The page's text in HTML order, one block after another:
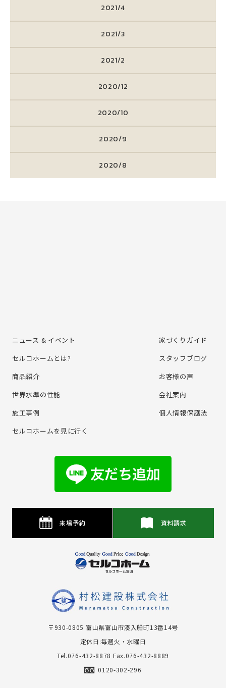
2021/4
2021/3
2021/2
2020/12
2020/10
2020/9
2020/8
ニュース & イベント
セルコホームとは?
商品紹介
世界水準の性能
施⼯事例
セルコホームを⾒に⾏く
家づくりガイド
スタッフブログ
お客様の声
会社案内
個⼈情報保護法
来場予約 資料請求
〒930-0805 富⼭県富⼭市湊⼊船町13番14号
定休日:毎週火・水曜日
Tel.076-432-8878 Fax.076-432-8889
0120-302-296